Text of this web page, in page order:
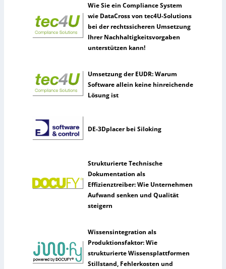
Wie Sie ein Compliance System
wie DataCross von tec4U-Solutions
bei der rechtssicheren Umsetzung
Ihrer Nachhaltigkeitsvorgaben
unterstützen kann!
Umsetzung der EUDR: Warum
Software allein keine hinreichende
Lösung ist
DE-3Dplacer bei Siloking
Strukturierte Technische
Dokumentation als
Effizienztreiber: Wie Unternehmen
Aufwand senken und Qualität
steigern
Wissensintegration als
Produktionsfaktor: Wie
strukturierte Wissensplattformen
Stillstand, Fehlerkosten und